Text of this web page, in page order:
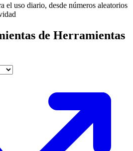
el uso diario, desde números aleatorios
de Herramientas